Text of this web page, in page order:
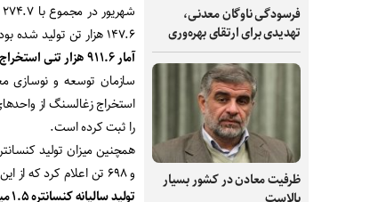
فرسودگی ناوگان معدنی،
تهدیدی برای ارتقای بهره‌وری
ظرفیت‌ معادن در کشور بسیار
۱۴۷.۶ هزار تن تولید شده بود.
آمار ۹۱۱.۶ هزار تنی استخراج
سازمان توسعه و نوسازی
را ثبت کرده است.
و ۶۹۸ تن اعلام کرد که از این رقم ۳۳۷ هزار و ۱۰۳ تن به مبادی مصرف ارسال شده است.
تولید سالیانه کنسانتره ۱.۵ میلیون تن